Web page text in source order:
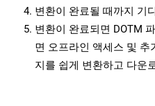
변환이 완료될 때까지 기
변환이 완료되면 DOTM
면 오프라인 액세스 및 추
지를 쉽게 변환하고 다운